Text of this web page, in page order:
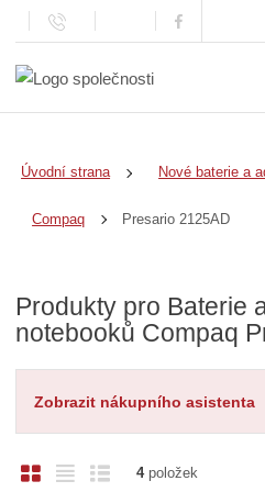
Úvodní strana Nové baterie a
Compaq Presario 2125AD
Produkty pro Baterie
notebooků Compaq
Zobrazit nákupního asistenta
O
Ř
4položek